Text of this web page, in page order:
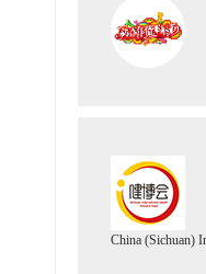
China (Sichuan)